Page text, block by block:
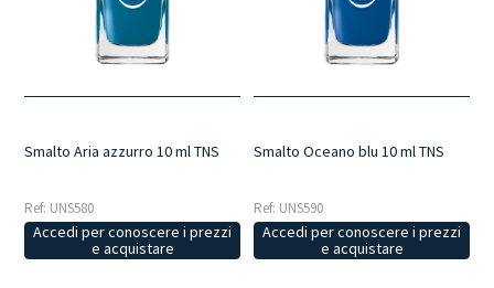
Smalto Aria azzurro 10 ml TNS
Ref: UNS580
Accedi per conoscere i prezzi
e acquistare
Smalto Oceano blu 10 ml TNS
Ref: UNS590
Accedi per conoscere i prezzi
e acquistare